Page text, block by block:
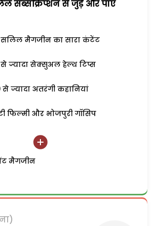
सब्सक्रिप्शन से जुड़ेें और पाएं
मैगजीन का सारा कंटेंट
से ज्यादा सेक्सुअल हेल्थ टिप्स
से ज्यादा अतरंगी कहानियां
फिल्मी और भोजपुरी गॉसिप
मैगजीन